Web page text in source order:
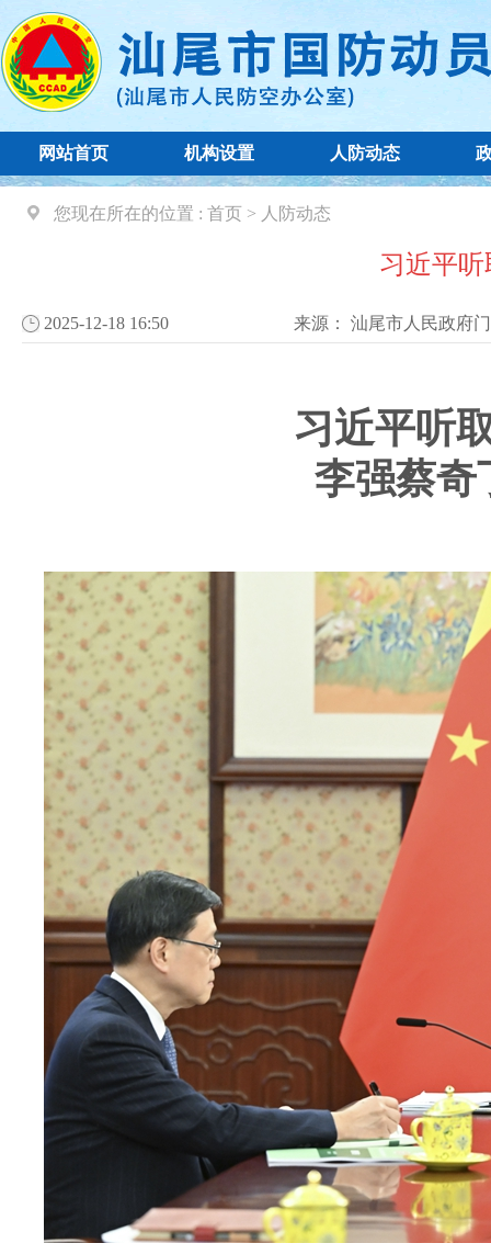
网站首页 机构设置 人防动态
您现在所在的位置 : 首页 > 人防动态
习近平
2025-12-18 16:50 来源： 汕尾市人民政府
习近平听
李强蔡奇